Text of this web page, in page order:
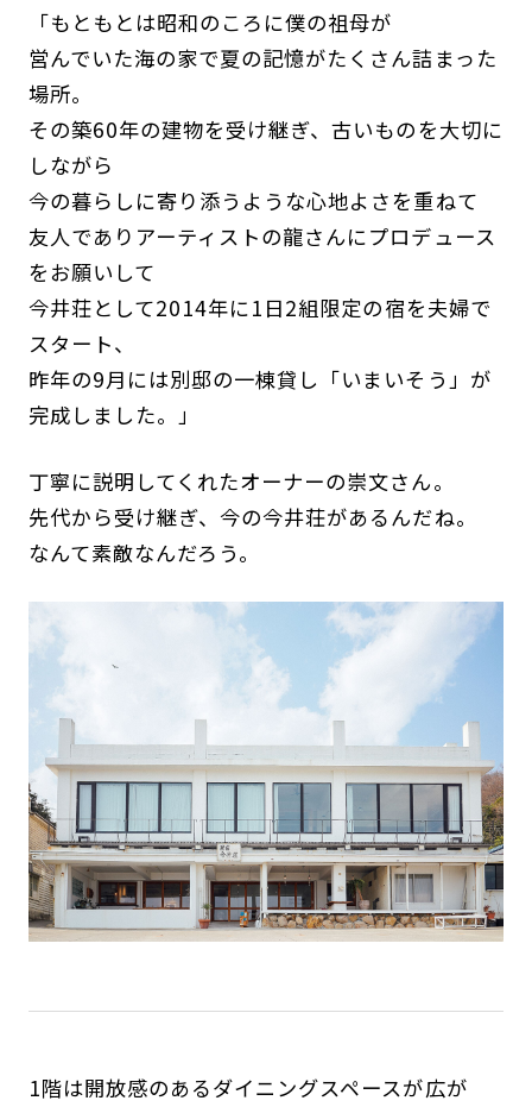
「もともとは昭和のころに僕の祖母が
営んでいた海の家で夏の記憶がたくさん詰まった
場所。
その築60年の建物を受け継ぎ、古いものを大切に
しながら
今の暮らしに寄り添うような心地よさを重ねて
友人でありアーティストの龍さんにプロデュース
をお願いして
今井荘として2014年に1日2組限定の宿を夫婦で
スタート、
昨年の9月には別邸の一棟貸し「いまいそう」が
完成しました。」
丁寧に説明してくれたオーナーの崇文さん。
先代から受け継ぎ、今の今井荘があるんだね。
なんて素敵なんだろう。
1階は開放感のあるダイニングスペースが広が